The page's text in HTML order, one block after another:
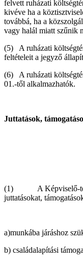
felvett ruházati
kivéve ha a
továbbá, ha a
vagy halál miatt szűnik
(5) A ruházati
feltételeit a jegyző
(6) A ruházati
01.-től alkalmazhatók.
Juttatások,
(1) A Képviselő-
juttatásokat,
a)munkába járáshoz
b) családalapítási